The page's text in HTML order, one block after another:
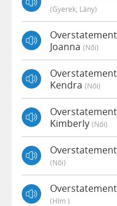
(gyerek, Lány)
Joanna (női)
Kendra (női)
Kimberly (női)
(női)
(hím )